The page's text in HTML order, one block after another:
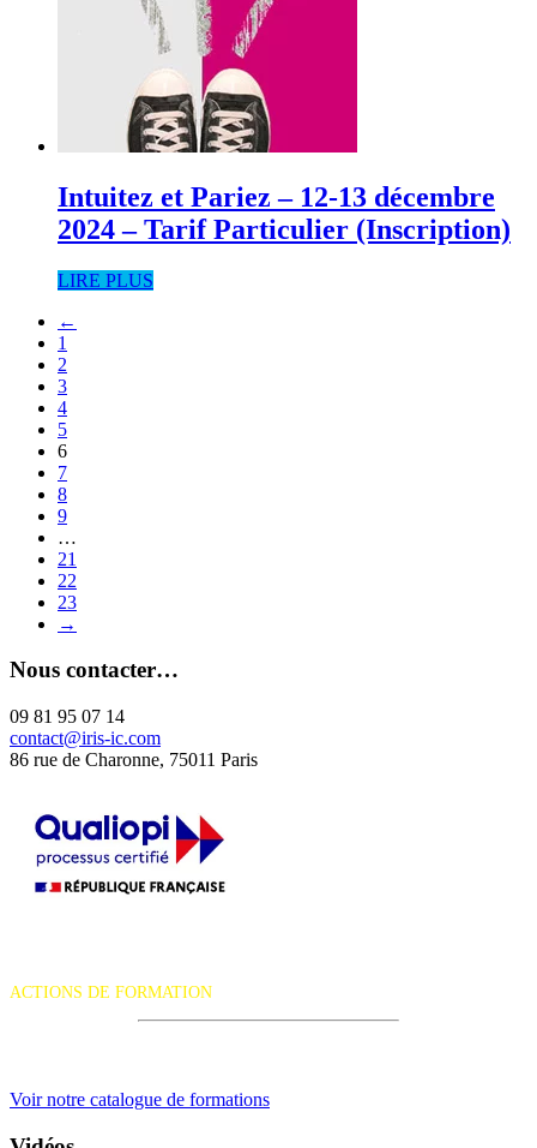
Intuitez et Pariez – 12-13 décembre
2024 – Tarif Particulier (Inscription)
LIRE PLUS
←
1
2
3
4
5
6
7
8
9
…
21
22
23
→
Nous contacter…
09 81 95 07 14
contact@iris-ic.com
86 rue de Charonne, 75011 Paris
ACTIONS DE FORMATION
Voir notre catalogue de formations